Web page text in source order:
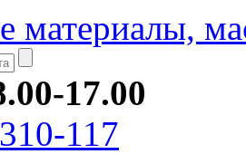
материалы,
17.00
117